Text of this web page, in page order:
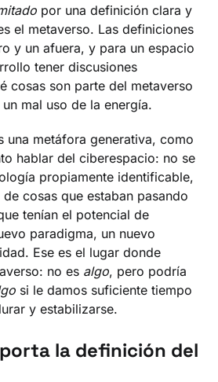
por una definición clara y
el metaverso. Las definiciones
y un afuera, y para un espacio
tener discusiones
cosas son parte del metaverso
mal uso de la energía.
una metáfora generativa, como
hablar del ciberespacio: no se
propiamente identificable,
cosas que estaban pasando
tenían el potencial de
paradigma, un nuevo
Ese es el lugar donde
no es algo, pero podría
si le damos suficiente tiempo
y estabilizarse.
la definición del